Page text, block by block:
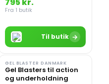
Fra 1 butik
Til butik →
GEL BLASTER DANMARK
Gel Blasters til action
og underholdning